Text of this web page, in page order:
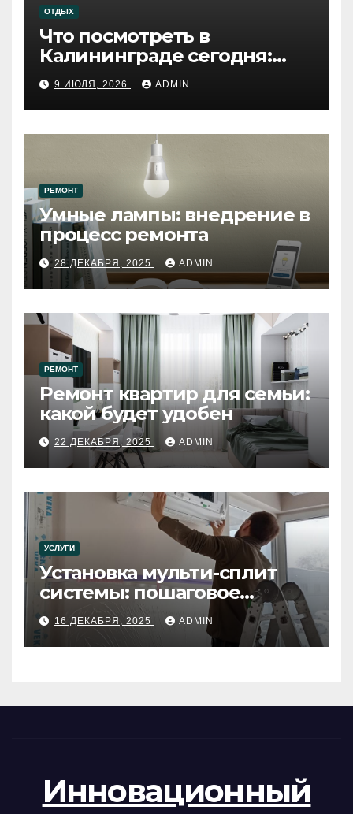
ОТДЫХ
Что посмотреть в
Калининграде сегодня:
путеводитель по самому
западному городу России
9 ИЮЛЯ, 2026 ADMIN
РЕМОНТ
Умные лампы: внедрение в
процесс ремонта
28 ДЕКАБРЯ, 2025 ADMIN
РЕМОНТ
Ремонт квартир для семьи:
какой будет удобен
22 ДЕКАБРЯ, 2025 ADMIN
УСЛУГИ
Установка мульти-сплит
системы: пошаговое
руководство
16 ДЕКАБРЯ, 2025 ADMIN
Инновационный